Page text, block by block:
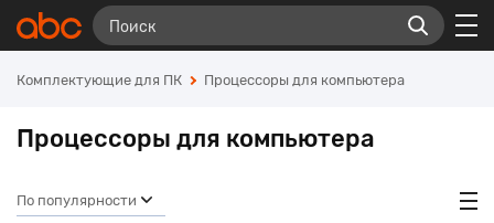
Комплектующие для ПК Процессоры для компьютера
Процессоры для компьютера
По популярности